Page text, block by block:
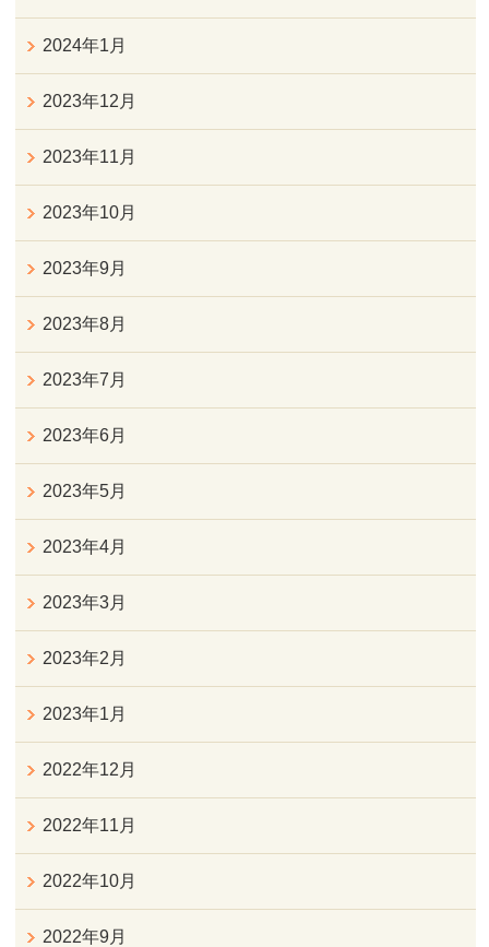
2024年1月
2023年12月
2023年11月
2023年10月
2023年9月
2023年8月
2023年7月
2023年6月
2023年5月
2023年4月
2023年3月
2023年2月
2023年1月
2022年12月
2022年11月
2022年10月
2022年9月